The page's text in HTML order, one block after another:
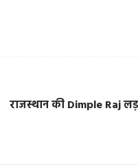
राजस्थान की Dimple Raj